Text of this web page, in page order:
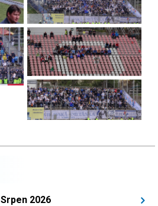
Srpen 2026